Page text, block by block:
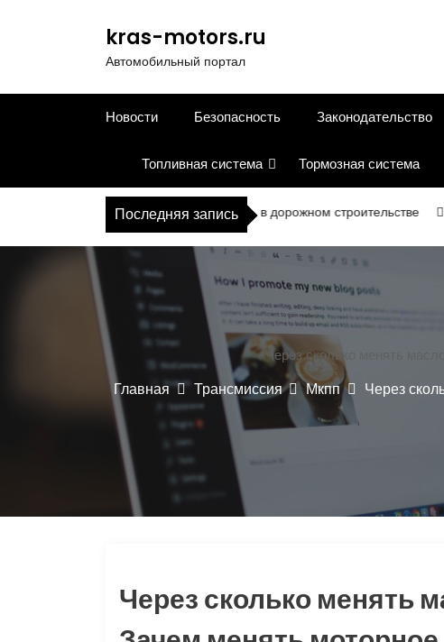
о
р
kras-motors.ru
Автомобильный портал
Новости Безопасность Законодательство
Топливная система Тормозная система
Последняя запись
для контроля качества в дорожном строительстве
Через сколько менять
Главная Трансмиссия Мкпп Через
Через сколько менять